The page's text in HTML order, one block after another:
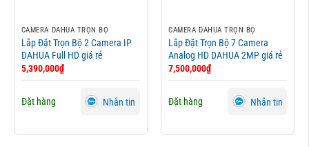
CAMERA DAHUA TRỌN BỘ
Lắp Đặt Trọn Bộ 2 Camera IP
DAHUA Full HD giá rẻ
5,390,000₫
Đặt hàng Nhắn tin
CAMERA DAHUA TRỌN BỘ
Lắp Đặt Trọn Bộ 7 Camera
Analog HD DAHUA 2MP giá rẻ
7,500,000₫
Đặt hàng Nhắn tin